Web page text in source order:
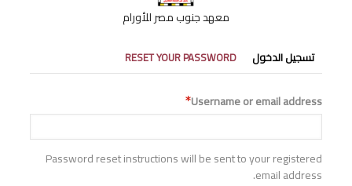
معهد جنوب مصر للأورام
التبويبات
الأساسية
تسجيل الدخول RESET YOUR PASSWORD
Username or email address
Password reset instructions will be sent to your registered
email address.